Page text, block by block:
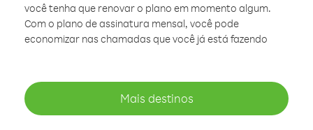
você tenha que renovar o plano em momento algum.
Com o plano de assinatura mensal, você pode
economizar nas chamadas que você já está fazendo
Mais destinos